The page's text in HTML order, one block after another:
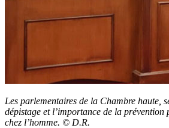
Les parlementaires de la Chambre haute,
dépistage et l’importance de la prévention
chez l’homme. © D.R.